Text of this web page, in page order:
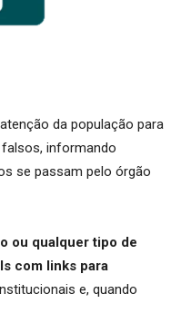
da população para
informando
se passam pelo órgão
ou qualquer tipo de
com links para
e, quando